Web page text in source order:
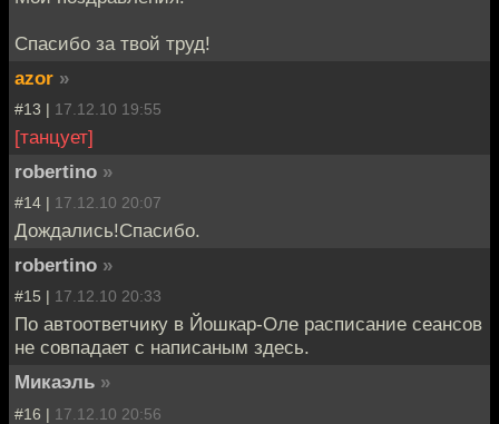
Спасибо за твой труд!
azor »
#13 | 17.12.10 19:55
[танцует]
robertino »
#14 | 17.12.10 20:07
Дождались!Спасибо.
robertino »
#15 | 17.12.10 20:33
По автоответчику в Йошкар-Оле расписание сеансов
не совпадает с написаным здесь.
Микаэль »
#16 | 17.12.10 20:56